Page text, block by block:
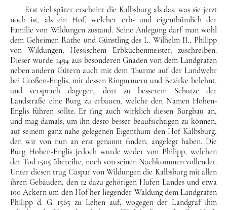
Erst viel später erscheint die Kalbsburg als das, was sie jetzt
noch ist, als ein Hof, welcher erb- und eigenthümlich der
Familie von Wildungen zustand. Seine Anlegung darf man wohl
dem Geheimen Rathe und Günstling des L. Wilhelm II., Philipp
von Wildungen, Hessischem Erbküchenmeister, zuschreiben.
Die­ser wurde 1494 aus besonderen Gnaden von dem Landgrafen
ne­ben andern Gütern auch mit dem Thurme auf der Landwehr
bei Großen-Englis, mit dessen Ringmauern und Bezirke belehnt,
und versprach dagegen, dort zu besserem Schutze der
Land­straße eine Burg zu erbauen, welche den Namen Hohen-
Englis führen sollte. Er fing auch wirklich diesen Burgbau an,
und mag damals, um ihn desto besser beaufsichtigen zu können,
auf sei­nem ganz nahe gelegenen Eigenthum den Hof Kalbs­burg,
den wir von nun an erst genannt finden, angelegt haben. Die
Burg Hohen-Englis jedoch wurde weder von Philipp, welchen
der Tod 1505 übereilte, noch von seinen Nachkommen vollendet.
Unter diesen trug Caspar von Wildungen die Kalbsburg mit allen
ih­ren Gebäuden, den 12 dazu gehörigen Hufen Landes und etwa
100 Ackern um den Hof her liegender Waldung dem Landgrafen
Philipp d. G. 1565 zu Lehen auf, wogegen der Landgraf ihm